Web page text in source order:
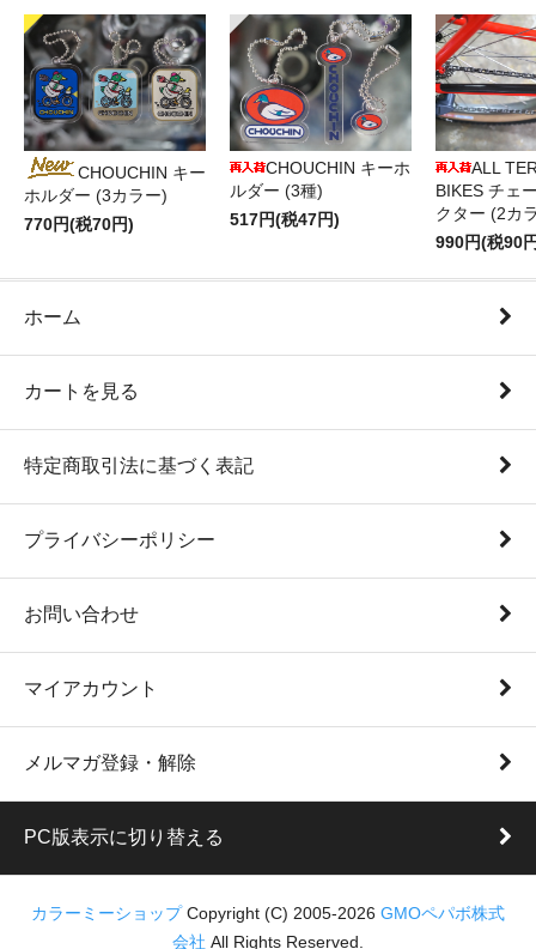
CHOUCHIN キー
ホルダー (3カラー)
770円(税70円)
CHOUCHIN キーホ
ルダー (3種)
517円(税47円)
ALL
BIKES チェ
クター (2カ
990円(税90
ホーム
カートを見る
特定商取引法に基づく表記
プライバシーポリシー
お問い合わせ
マイアカウント
メルマガ登録・解除
PC版表示に切り替える
カラーミーショップCopyright (C) 2005-2026 GMOペパボ株式
会社 All Rights Reserved.